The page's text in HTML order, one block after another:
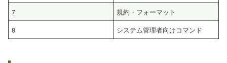
7
規約・フォーマット
8
システム管理者向けコマンド